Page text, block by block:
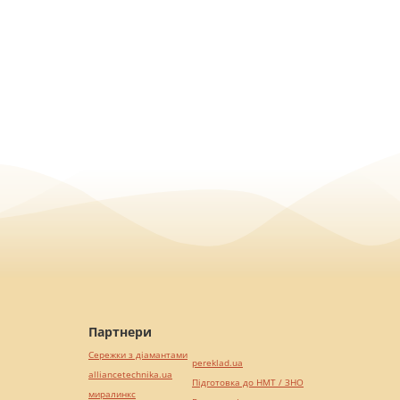
Партнери
Сережки з діамантами
alliancetechnika.ua
миралинкс
pereklad.ua
Підготовка до НМТ / ЗНО